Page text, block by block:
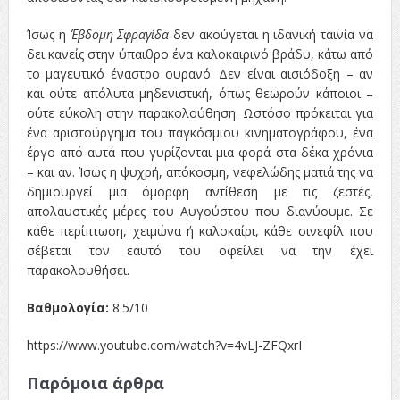
Ίσως η Έβδομη Σφραγίδα δεν ακούγεται η ιδανική ταινία να
δει κανείς στην ύπαιθρο ένα καλοκαιρινό βράδυ, κάτω από
το μαγευτικό έναστρο ουρανό. Δεν είναι αισιόδοξη – αν
και ούτε απόλυτα μηδενιστική, όπως θεωρούν κάποιοι –
ούτε εύκολη στην παρακολούθηση. Ωστόσο πρόκειται για
ένα αριστούργημα του παγκόσμιου κινηματογράφου, ένα
έργο από αυτά που γυρίζονται μια φορά στα δέκα χρόνια
– και αν. Ίσως η ψυχρή, απόκοσμη, νεφελώδης ματιά της να
δημιουργεί μια όμορφη αντίθεση με τις ζεστές,
απολαυστικές μέρες του Αυγούστου που διανύουμε. Σε
κάθε περίπτωση, χειμώνα ή καλοκαίρι, κάθε σινεφίλ που
σέβεται τον εαυτό του οφείλει να την έχει
παρακολουθήσει.
Βαθμολογία: 8.5/10
https://www.youtube.com/watch?v=4vLJ-ZFQxrI
Παρόμοια άρθρα